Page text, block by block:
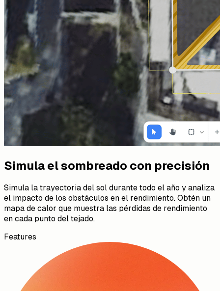
Simula el sombreado con precisión
Simula la trayectoria del sol durante todo el año y analiza
el impacto de los obstáculos en el rendimiento. Obtén un
mapa de calor que muestra las pérdidas de rendimiento
en cada punto del tejado.
Features